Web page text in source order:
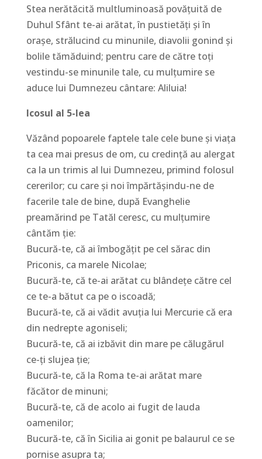
Stea nerătăcită multluminoasă povăţuită de
Duhul Sfânt te-ai arătat, în pustietăţi şi în
oraşe, strălucind cu minunile, diavolii gonind şi
bolile tămăduind; pentru care de către toţi
vestindu-se minunile tale, cu mulţumire se
aduce lui Dumnezeu cântare: Aliluia!
Icosul al 5-lea
Văzând popoarele faptele tale cele bune şi viaţa
ta cea mai presus de om, cu credinţă au alergat
ca la un trimis al lui Dumnezeu, primind folosul
cererilor; cu care şi noi împărtăşindu-ne de
facerile tale de bine, după Evanghelie
preamărind pe Tatăl ceresc, cu mulţumire
cântăm ţie:
Bucură-te, că ai îmbogăţit pe cel sărac din
Priconis, ca marele Nicolae;
Bucură-te, că te-ai arătat cu blândeţe către cel
ce te-a bătut ca pe o iscoadă;
Bucură-te, că ai vădit avuţia lui Mercurie că era
din nedrepte agoniseli;
Bucură-te, că ai izbăvit din mare pe călugărul
ce-ţi slujea ţie;
Bucură-te, că la Roma te-ai arătat mare
făcător de minuni;
Bucură-te, că de acolo ai fugit de lauda
oamenilor;
Bucură-te, că în Sicilia ai gonit pe balaurul ce se
pornise asupra ta;